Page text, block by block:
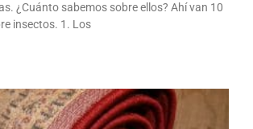
¿Cuánto sabemos sobre ellos? Ahí van 10
insectos. 1. Los